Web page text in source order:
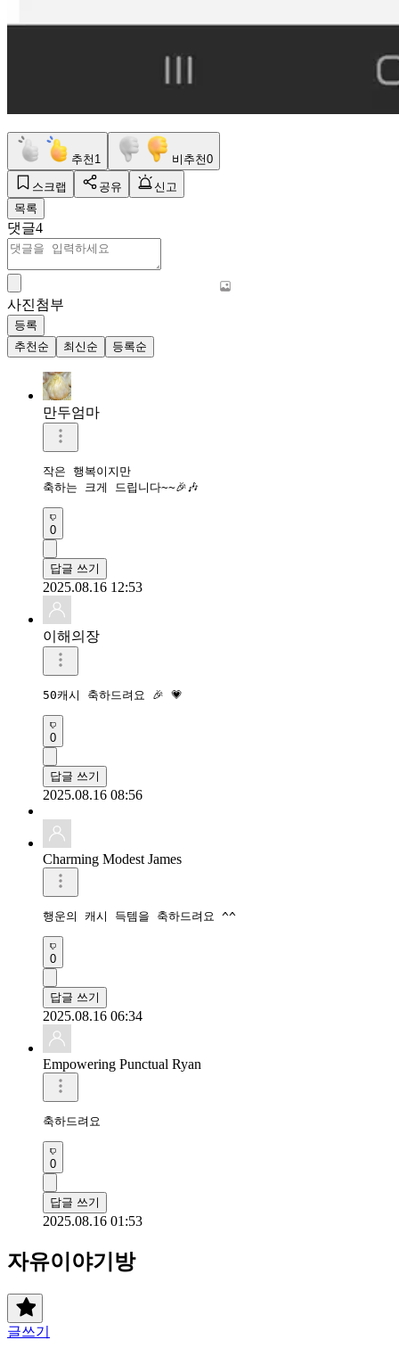
추천 1 비추천0
스크랩 공유
신고
목록
댓글4
사진첨부
등록
추천순
최신순 등록순
만두엄마
작은 행복이지만
축하는 크게 드립니다~~🎉🎶
0
답글 쓰기
2025.08.16 12:53
이해의장
50캐시 축하드려요 🎉 💗
0
답글 쓰기
2025.08.16 08:56
Charming Modest James
행운의 캐시 득템을 축하드려요 ^^
0
답글 쓰기
2025.08.16 06:34
Empowering Punctual Ryan
축하드려요
0
답글 쓰기
2025.08.16 01:53
자유이야기방
글쓰기